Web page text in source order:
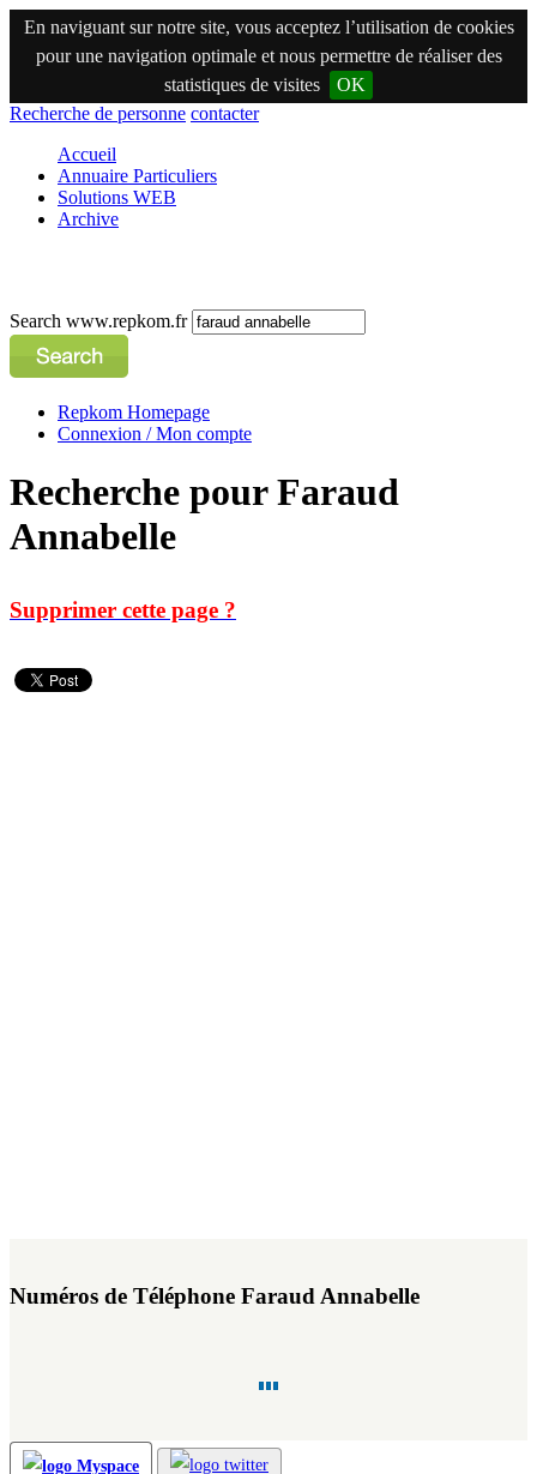
En naviguant sur notre site, vous acceptez l’utilisation de cookies
pour une navigation optimale et nous permettre de réaliser des
statistiques de visites
OK
Recherche de personne contacter
Accueil
Annuaire Particuliers
Solutions WEB
Archive
Search www.repkom.fr
Repkom Homepage
Connexion / Mon compte
Recherche pour Faraud
Annabelle
Supprimer cette page ?
Numéros de Téléphone Faraud Annabelle